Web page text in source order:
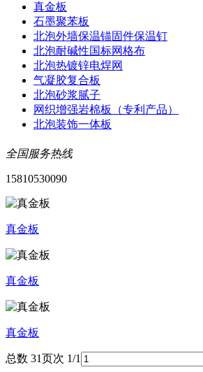
真金板
石墨聚苯板
北泡外墙保温锚固件保温钉
北泡耐碱性国标网格布
北泡热镀锌电焊网
气凝胶复合板
北泡砂浆腻子
网织增强岩棉板（专利产品）
北泡装饰一体板
全国服务热线
15810530090
真金板
真金板
真金板
总数 31页次 1/1